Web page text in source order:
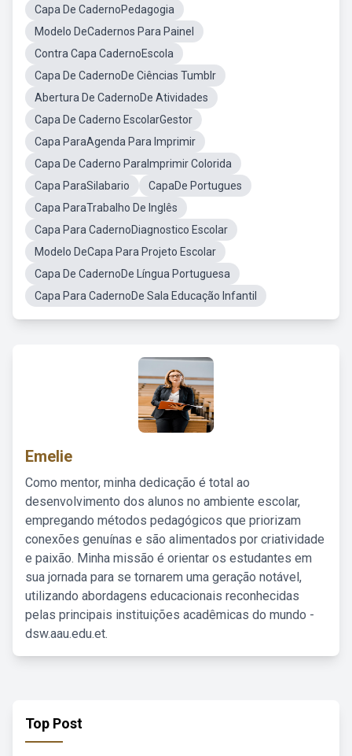
Capa De CadernoPedagogia
Modelo DeCadernos Para Painel
Contra Capa CadernoEscola
Capa De CadernoDe Ciências Tumblr
Abertura De CadernoDe Atividades
Capa De Caderno EscolarGestor
Capa ParaAgenda Para Imprimir
Capa De Caderno ParaImprimir Colorida
Capa ParaSilabario
CapaDe Portugues
Capa ParaTrabalho De Inglês
Capa Para CadernoDiagnostico Escolar
Modelo DeCapa Para Projeto Escolar
Capa De CadernoDe Língua Portuguesa
Capa Para CadernoDe Sala Educação Infantil
Emelie
Como mentor, minha dedicação é total ao
desenvolvimento dos alunos no ambiente escolar,
empregando métodos pedagógicos que priorizam
conexões genuínas e são alimentados por criatividade
e paixão. Minha missão é orientar os estudantes em
sua jornada para se tornarem uma geração notável,
utilizando abordagens educacionais reconhecidas
pelas principais instituições acadêmicas do mundo -
dsw.aau.edu.et.
Top Post